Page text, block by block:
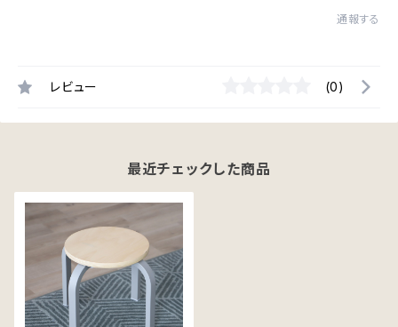
通報する
レビュー (0)
最近チェックした商品